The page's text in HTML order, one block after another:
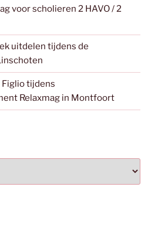
voor scholieren 2 HAVO / 2
uitdelen tijdens de
Figlio tijdens
Relaxmag in Montfoort